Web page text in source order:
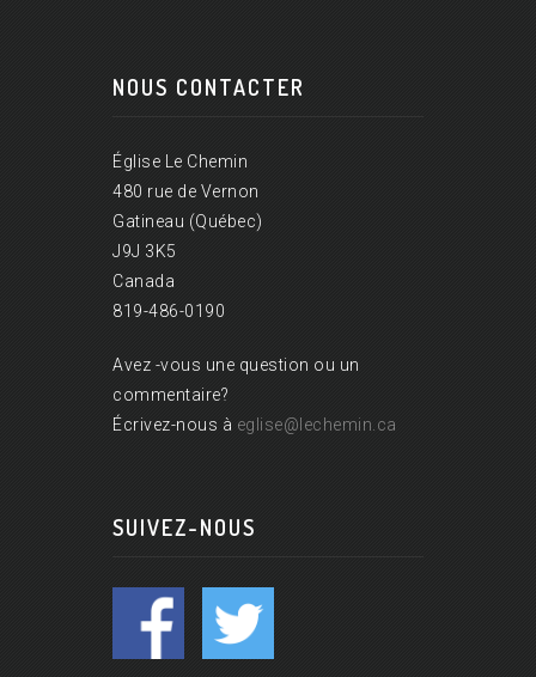
NOUS CONTACTER
Église Le Chemin
480 rue de Vernon
Gatineau (Québec)
J9J 3K5
Canada
819-486-0190
Avez -vous une question ou un
commentaire?
Écrivez-nous à eglise@lechemin.ca
SUIVEZ-NOUS